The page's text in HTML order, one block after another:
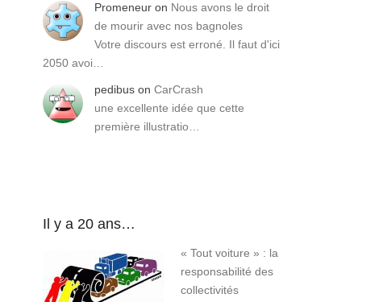
Promeneur on Nous avons le droit
de mourir avec nos bagnoles
Votre discours est erroné. Il faut d'ici
2050 avoi…
pedibus on CarCrash
une excellente idée que cette
première illustratio…
Il y a 20 ans…
« Tout voiture » : la
responsabilité des
collectivités